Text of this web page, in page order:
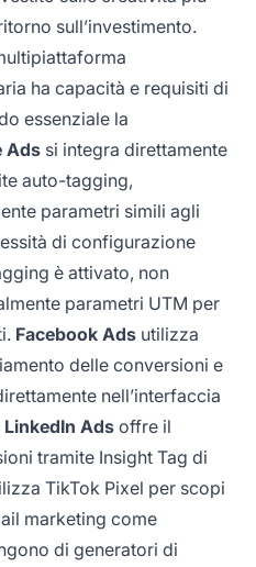
sull’investimento.
ha capacità e requisiti di
essenziale la
Ads si integra direttamente
auto-tagging,
parametri simili agli
di configurazione
è attivato, non
parametri UTM per
Facebook Ads utilizza
delle conversioni e
nell’interfaccia
LinkedIn Ads offre il
tramite Insight Tag di
TikTok Pixel per scopi
marketing come
di generatori di